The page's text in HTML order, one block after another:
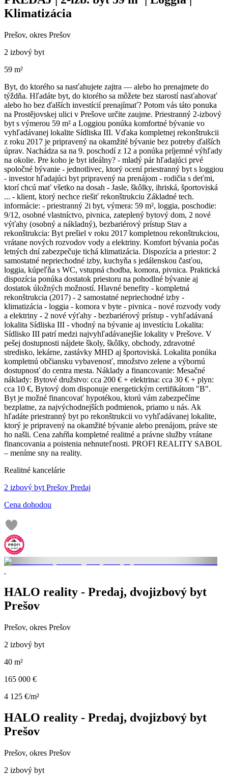
Klimatizácia
Prešov, okres Prešov
2 izbový byt
59 m²
Byt, do ktorého sa nasťahujete zajtra — alebo ho prenajmete do
týždňa. Hľadáte byt, do ktorého sa môžete bez starostí nasťahovať
alebo ho bez ďalších investícií prenajímať? Potom vás táto ponuka
na Prostějovskej ulici v Prešove určite zaujme. Priestranný 2-izbový
byt s výmerou 59 m² a Loggiou ponúka komfortné bývanie vo
vyhľadávanej lokalite Sídliska III. Vďaka kompletnej rekonštrukcii
z roku 2017 je pripravený na okamžité bývanie bez potreby ďalších
úprav. Nachádza sa na 9. poschodí z 12 a ponúka príjemné výhľady
na okolie. Pre koho je byt ideálny? - mladý pár hľadajúci prvé
spoločné bývanie - jednotlivec, ktorý ocení priestranný byt s loggiou
- investor hľadajúci byt pripravený na prenájom - rodičia s deťmi,
ktorí chcú mať všetko na dosah - Jasle, škôlky, ihriská, športoviská
... - klient, ktorý nechce riešiť rekonštrukciu Základné tech.
informácie: - priestranný 2i byt, výmera: 59 m², loggia, poschodie:
9/12, osobné vlastníctvo, pivnica, zateplený bytový dom, 2 nové
výťahy (osobný a nákladný), bezbariérový prístup Stav a
rekonštrukcia: Byt prešiel v roku 2017 kompletnou rekonštrukciou,
vrátane nových rozvodov vody a elektriny. Komfort bývania počas
letných dní zabezpečuje tichá klimatizácia. Dispozícia a priestor: 2
samostatné nepriechodné izby, kuchyňa s jedálenskou časťou,
loggia, kúpeľňa s WC, vstupná chodba, komora, pivnica. Praktická
dispozícia ponúka dostatok priestoru na pohodlné bývanie aj
dostatok úložných možností. Hlavné benefity - kompletná
rekonštrukcia (2017) - 2 samostatné nepriechodné izby -
klimatizácia - loggia - komora v byte - pivnica - nové rozvody vody
a elektriny - 2 nové výťahy - bezbariérový prístup - vyhľadávaná
lokalita Sídliska III - vhodný na bývanie aj investíciu Lokalita:
Sídlisko III patrí medzi najvyhľadávanejšie lokality v Prešove. V
pešej dostupnosti nájdete školy, škôlky, obchody, zdravotné
stredisko, lekárne, zastávky MHD aj športoviská. Lokalita ponúka
kompletnú občiansku vybavenosť, množstvo zelene a výbornú
dostupnosť do centra mesta. Náklady a financovanie: Mesačné
náklady: Bytové družstvo: cca 200 € + elektrina: cca 30 € + plyn:
cca 10 €, Bytový dom disponuje energetickým certifikátom "B".
Byt je možné financovať hypotékou, ktorú vám zabezpečíme
bezplatne, za najvýchodnejších podmienok, priamo u nás. Ak
hľadáte priestranný byt po rekonštrukcii vo vyhľadávanej lokalite,
ktorý je pripravený na okamžité bývanie alebo prenájom, práve ste
ho našli. Cena zahŕňa kompletné realitné a právne služby vrátane
financovania a poistenia nehnuteľnosti. PROFI REALITY SABOL
– meníme sny na reality.
Realitné kancelárie
2 izbový byt Prešov Predaj
Cena dohodou
HALO reality - Predaj, dvojizbový byt
Prešov
Prešov, okres Prešov
2 izbový byt
40 m²
165 000 €
4 125 €/m²
HALO reality - Predaj, dvojizbový byt
Prešov
Prešov, okres Prešov
2 izbový byt